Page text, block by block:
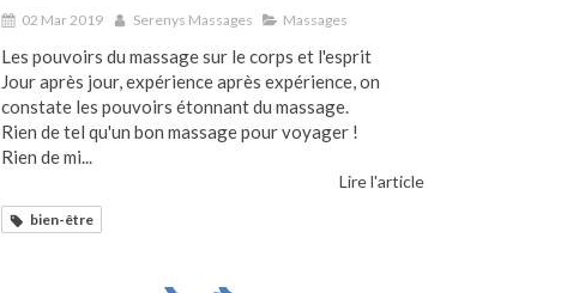
02 Mar 2019 Serenys Massages Massages
Les pouvoirs du massage sur le corps et l'esprit
Jour après jour, expérience après expérience, on
constate les pouvoirs étonnant du massage.
Rien de tel qu'un bon massage pour voyager !
Rien de mi...
Lire l'article
bien-être